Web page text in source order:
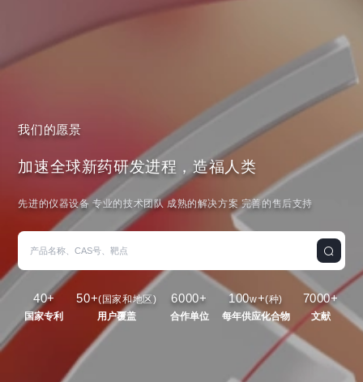
我们的愿景
加速全球新药研发进程，造福人类
先进的仪器设备 专业的技术团队 成熟的解决方案 完善的售后支持
40+
国家专利
50+(国家和地区)
用户覆盖
6000+
合作单位
100w+(种)
每年供应化合物
7000+
文献